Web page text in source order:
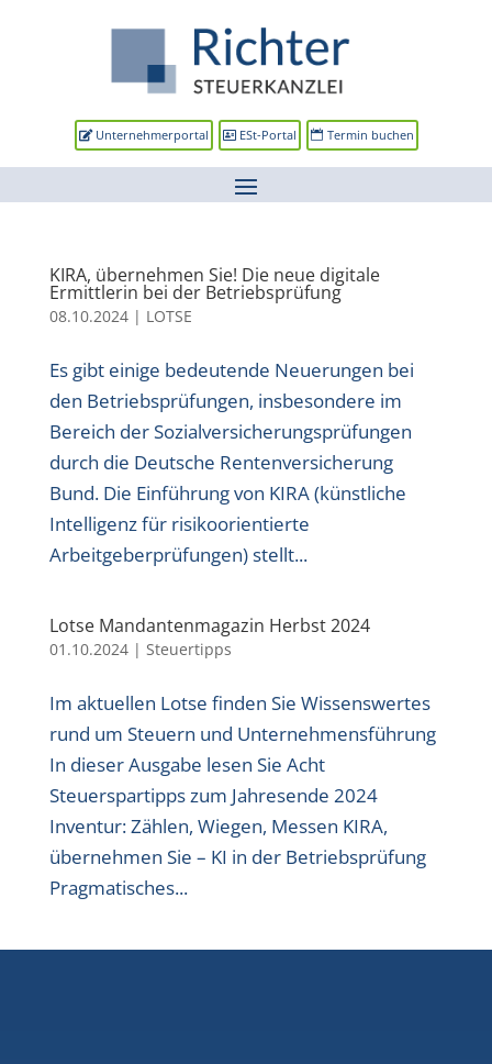
Unternehmerportal ESt-Portal Termin buchen
KIRA, übernehmen Sie! Die neue digitale
Ermittlerin bei der Betriebsprüfung
08.10.2024| LOTSE
Es gibt einige bedeutende Neuerungen bei
den Betriebsprüfungen, insbesondere im
Bereich der Sozialversicherungsprüfungen
durch die Deutsche Rentenversicherung
Bund. Die Einführung von KIRA (künstliche
Intelligenz für risikoorientierte
Arbeitgeberprüfungen) stellt...
Lotse Mandantenmagazin Herbst 2024
01.10.2024| Steuertipps
Im aktuellen Lotse finden Sie Wissenswertes
rund um Steuern und Unternehmensführung
In dieser Ausgabe lesen Sie Acht
Steuerspartipps zum Jahresende 2024
Inventur: Zählen, Wiegen, Messen KIRA,
übernehmen Sie – KI in der Betriebsprüfung
Pragmatisches...